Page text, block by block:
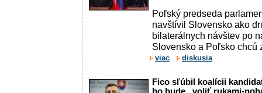
Poľský predseda
navštívil Slovensko ako
bilaterálnych návštev po
Slovensko a Poľsko chcú
viac diskusia
Fico sľúbil koalícii